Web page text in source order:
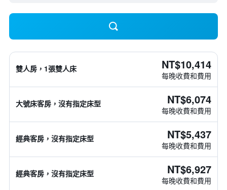
雙人房，1張雙人床 NT$10,414
每晚收費和費用
大號床客房，沒有指定床型 NT$6,074
每晚收費和費用
經典客房，沒有指定床型 NT$5,437
每晚收費和費用
經典客房，沒有指定床型 NT$6,927
每晚收費和費用